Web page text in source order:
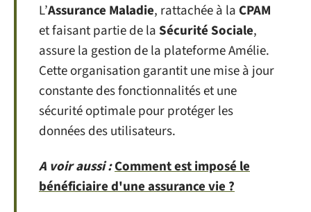
L’Assurance Maladie, rattachée à la CPAM
et faisant partie de laSécurité Sociale,
assure la gestion de la plateforme Amélie.
Cette organisation garantit une mise à jour
constante des fonctionnalités et une
sécurité optimale pour protéger les
données des utilisateurs.
A voir aussi :Comment est imposé le
bénéficiaire d'une assurance vie ?